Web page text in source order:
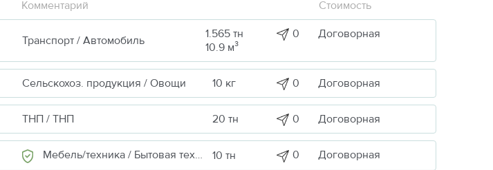
Комментарий Стоимость
Транспорт / Автомобиль
1.565 тн
10.9 м³
0 Договорная
Сельскохоз. продукция / Овощи 10 кг 0 Договорная
ТНП / ТНП 20 тн 0 Договорная
Мебель/техника / Бытовая техника 10 тн 0 Договорная